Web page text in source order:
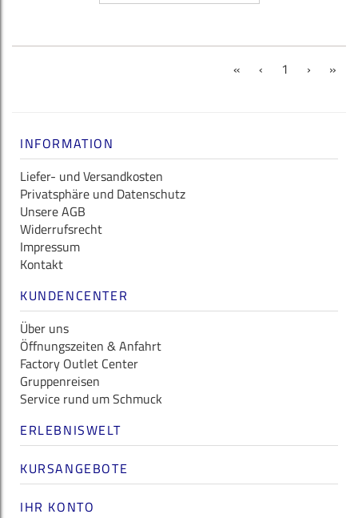
« ‹ 1 (current)
› »
INFORMATION
Liefer- und Versandkosten
Privatsphäre und Datenschutz
Unsere AGB
Widerrufsrecht
Impressum
Kontakt
KUNDENCENTER
Über uns
Öffnungszeiten & Anfahrt
Factory Outlet Center
Gruppenreisen
Service rund um Schmuck
ERLEBNISWELT
KURSANGEBOTE
IHR KONTO